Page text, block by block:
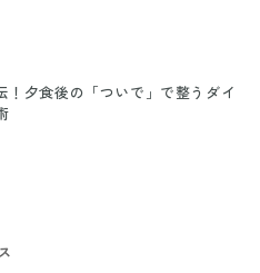
！夕食後の「ついで」で整うダイ